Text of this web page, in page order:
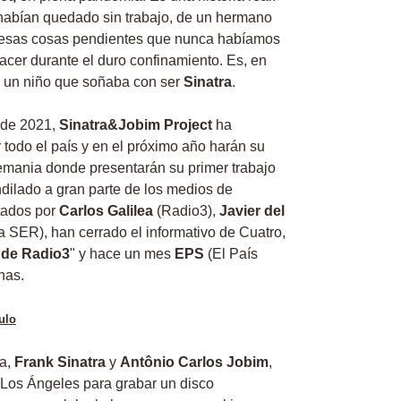
quedado sin trabajo, de un hermano
cosas pendientes que nunca habíamos
durante el duro confinamiento. Es, en
un niño que soñaba con ser Sinatra.
2021, Sinatra&Jobim Project ha
el país y en el próximo año harán su
donde presentarán su primer trabajo
a gran parte de los medios de
por Carlos Galilea (Radio3), Javier del
SER), han cerrado el informativo de Cuatro,
Radio3" y hace un mes EPS (El País
Frank Sinatra y Antônio Carlos Jobim,
Ángeles para grabar un disco